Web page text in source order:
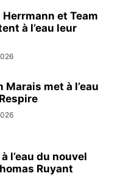
Herrmann et Team
à l’eau leur
Marais met à l’eau
l’eau du nouvel
Ruyant